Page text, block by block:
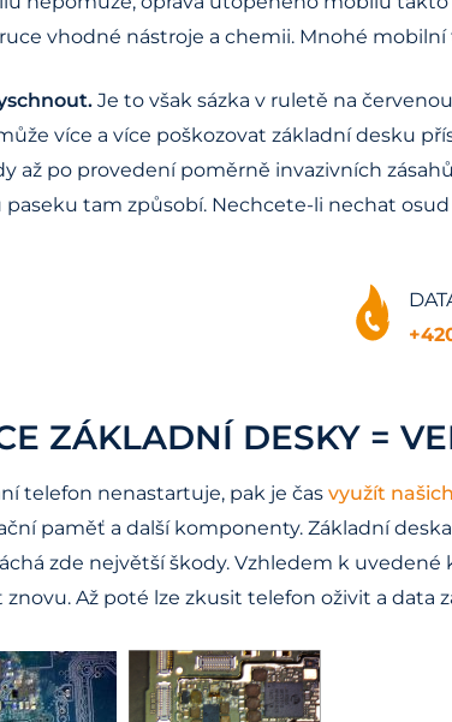
vhodné nástroje a chemii. Mnohé
Je to však sázka v ruletě na
více a více poškozovat základní desku
až po provedení poměrně invazivních
tam způsobí. Nechcete-li nechat
ZÁKLADNÍ DESKY =
telefon nenastartuje, pak je čas využít
paměť a další komponenty. Základní
zde největší škody. Vzhledem k
Až poté lze zkusit telefon oživit a data